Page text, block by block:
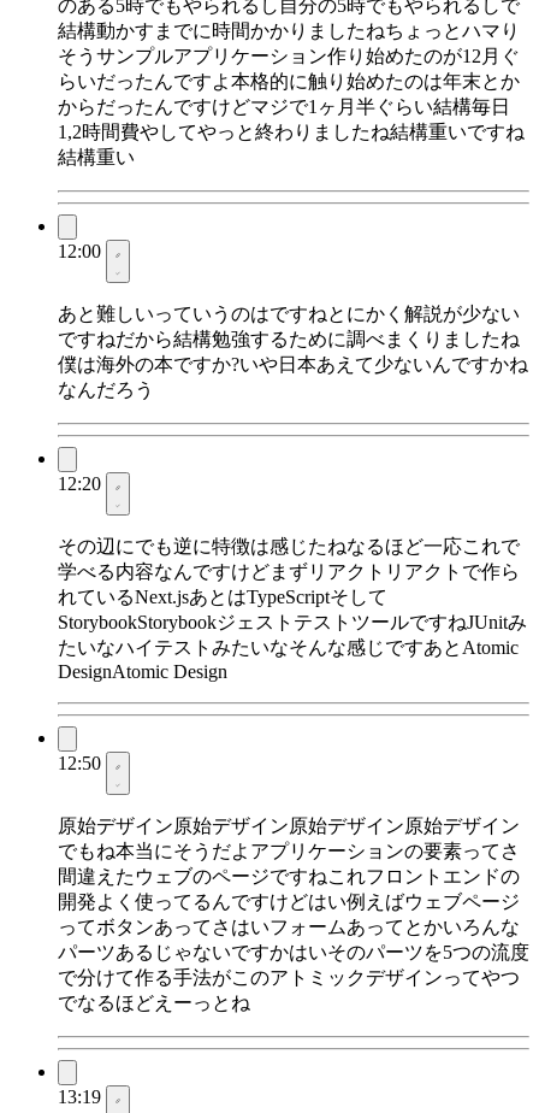
のある5時でもやられるし自分の5時でもやられるしで
結構動かすまでに時間かかりましたねちょっとハマり
そうサンプルアプリケーション作り始めたのが12月ぐ
らいだったんですよ本格的に触り始めたのは年末とか
からだったんですけどマジで1ヶ月半ぐらい結構毎日
1,2時間費やしてやっと終わりましたね結構重いですね
結構重い
12:00
あと難しいっていうのはですねとにかく解説が少ない
ですねだから結構勉強するために調べまくりましたね
僕は海外の本ですか?いや日本あえて少ないんですかね
なんだろう
12:20
その辺にでも逆に特徴は感じたねなるほど一応これで
学べる内容なんですけどまずリアクトリアクトで作ら
れているNext.jsあとはTypeScriptそして
StorybookStorybookジェストテストツールですねJUnitみ
たいなハイテストみたいなそんな感じですあとAtomic
DesignAtomic Design
12:50
原始デザイン原始デザイン原始デザイン原始デザイン
でもね本当にそうだよアプリケーションの要素ってさ
間違えたウェブのページですねこれフロントエンドの
開発よく使ってるんですけどはい例えばウェブページ
ってボタンあってさはいフォームあってとかいろんな
パーツあるじゃないですかはいそのパーツを5つの流度
で分けて作る手法がこのアトミックデザインってやつ
でなるほどえーっとね
13:19